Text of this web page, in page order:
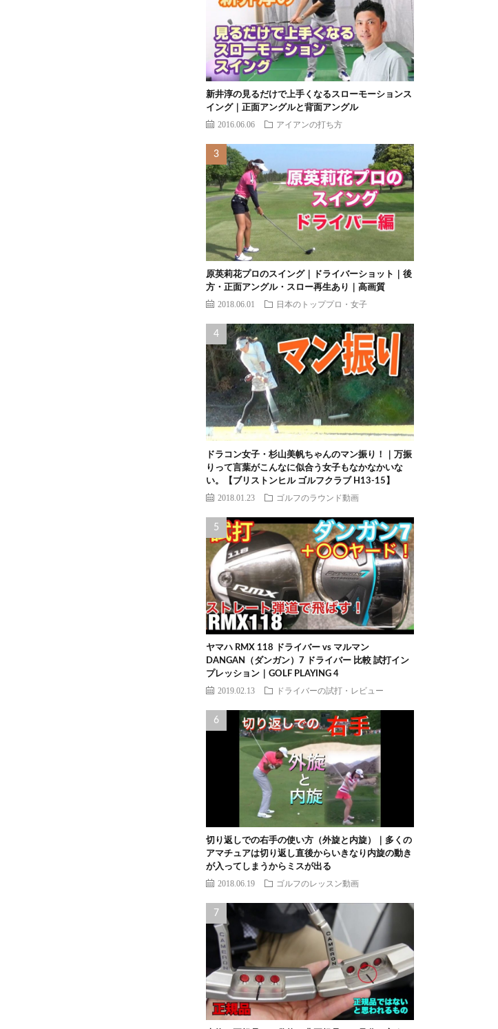
新井淳の見るだけで上手くなるスローモーションス
イング｜正面アングルと背面アングル
2016.06.06 アイアンの打ち方
原英莉花プロのスイング｜ドライバーショット｜後
方・正面アングル・スロー再生あり｜高画質
2018.06.01 日本のトッププロ・女子
ドラコン女子・杉山美帆ちゃんのマン振り！｜万振
りって言葉がこんなに似合う女子もなかなかいな
い。【ブリストンヒル ゴルフクラブ H13-15】
2018.01.23 ゴルフのラウンド動画
ヤマハ RMX 118 ドライバー vs マルマン
DANGAN（ダンガン）7 ドライバー 比較 試打イン
プレッション｜GOLF PLAYING 4
2019.02.13 ドライバーの試打・レビュー
切り返しでの右手の使い方（外旋と内旋）｜多くの
アマチュアは切り返し直後からいきなり内旋の動き
が入ってしまうからミスが出る
2018.06.19 ゴルフのレッスン動画